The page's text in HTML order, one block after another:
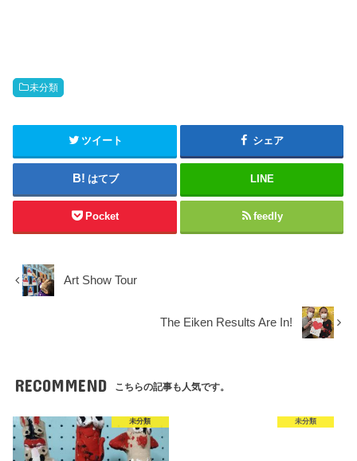
未分類
ツイート シェア
はてブ LINE
Pocket feedly
Art Show Tour
The Eiken Results Are In!
RECOMMEND こちらの記事も人気です。
未分類 未分類